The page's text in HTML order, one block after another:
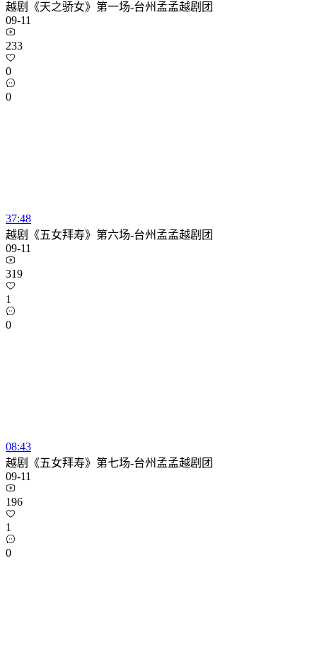
越剧《天之骄女》第一场-台州孟孟越剧团
09-11
233
0
0
37:48
越剧《五女拜寿》第六场-台州孟孟越剧团
09-11
319
1
0
08:43
越剧《五女拜寿》第七场-台州孟孟越剧团
09-11
196
1
0